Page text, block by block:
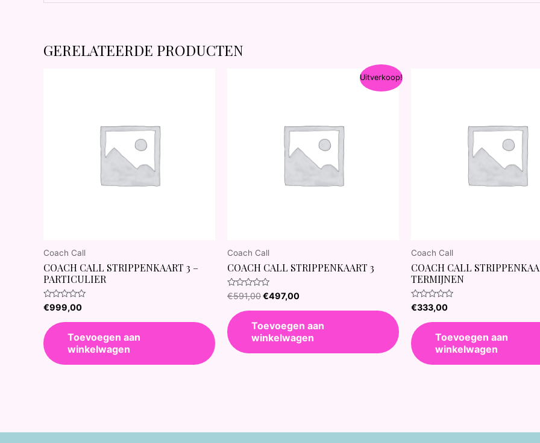
GERELATEERDE PRODUCTEN
Coach Call
COACH CALL STRIPPENKAART 3 –
PARTICULIER
Waardering
0
5
€999,00
Toevoegen aan
winkelwagen
Uitverkoop!
Coach Call
COACH CALL STRIPPENKAART 3
Waardering
5
€591,00€497,00
Toevoegen aan
winkelwagen
Coach Call
COACH CALL
TERMIJNEN
Waardering
0
5
€333,00
Toevoegen aan
winkelwagen